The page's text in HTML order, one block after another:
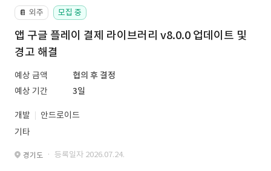
📔 외주 모집 중
앱 구글 플레이 결제 라이브러리 v8.0.0 업데이트 및
경고 해결
예상 금액
협의 후 결정
예상 기간
3일
개발
안드로이드
기타
경기도 · 등록일자 2026.07.24.